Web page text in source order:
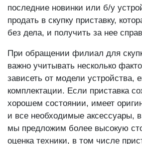
разных моделей и
последние новинки или б/у
продать в скупку приставку,
При обращении филиал для
важно учитывать несколько
зависеть от модели устройства,
комплектации. Если приставка
хорошем состоянии, имеет
и все необходимые аксессуары,
мы предложим более высокую